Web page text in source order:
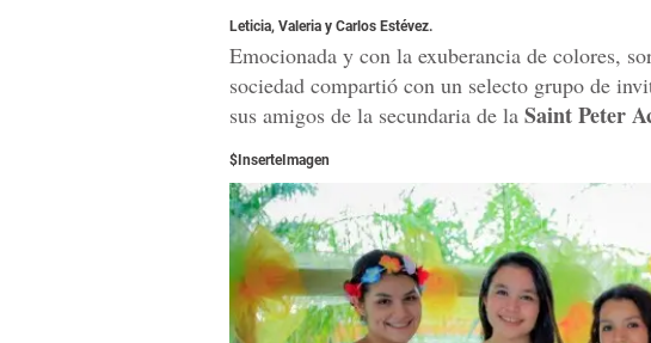
Leticia, Valeria y Carlos Estévez.
Emocionada y con la exuberancia de colores,
sociedad compartió con un selecto grupo de
sus amigos de la secundaria de la Saint Peter
$InserteImagen